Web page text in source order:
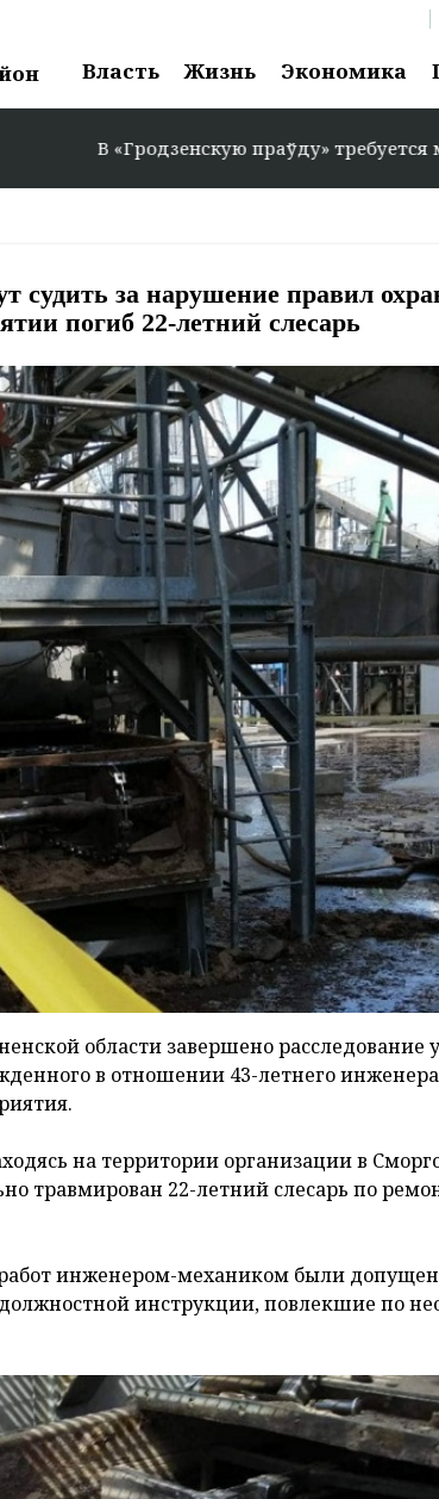
Власть Жизнь Экономика
праўду» требуется менеджер
судить за нарушение правил
погиб 22-летний слесарь
области завершено расследование
в отношении 43-летнего инженера
на территории организации в
травмирован 22-летний слесарь по
инженером-механиком были
инструкции, повлекшие по